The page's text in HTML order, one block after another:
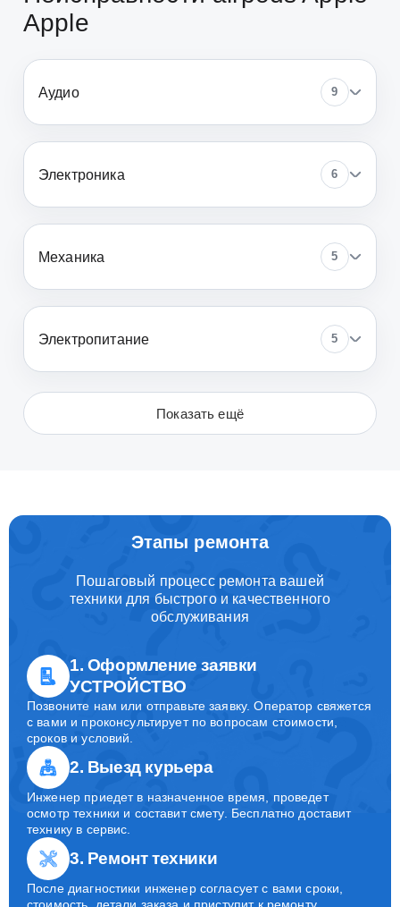
Apple
Аудио 9
Электроника 6
Механика 5
Электропитание 5
Показать ещё
Этапы ремонта
Пошаговый процесс ремонта вашей
техники для быстрого и качественного
обслуживания
1. Оформление заявки
УСТРОЙСТВО
Позвоните нам или отправьте заявку. Оператор свяжется
с вами и проконсультирует по вопросам стоимости,
сроков и условий.
2. Выезд курьера
Инженер приедет в назначенное время, проведет
осмотр техники и составит смету. Бесплатно доставит
технику в сервис.
3. Ремонт техники
После диагностики инженер согласует с вами сроки,